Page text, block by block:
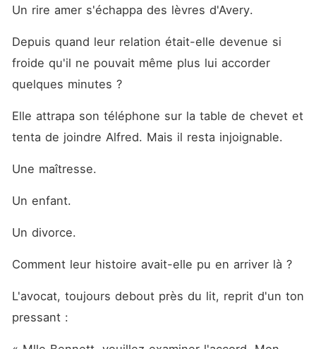
Un rire amer s'échappa des lèvres d'Avery.
Depuis quand leur relation était-elle devenue si
froide qu'il ne pouvait même plus lui accorder
quelques minutes ?
Elle attrapa son téléphone sur la table de chevet et
tenta de joindre Alfred. Mais il resta injoignable.
Une maîtresse.
Un enfant.
Un divorce.
Comment leur histoire avait-elle pu en arriver là ?
L'avocat, toujours debout près du lit, reprit d'un ton
pressant :